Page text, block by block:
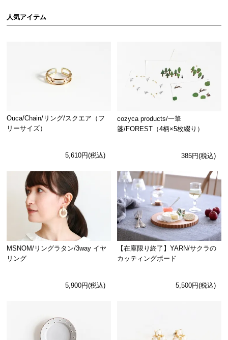
人気アイテム
Ouca/Chain/リング/スクエア（フ
リーサイズ）
5,610円(税込)
cozyca products/一筆
箋/FOREST（4柄×5枚綴り）
385円(税込)
MSNOM/リングラタン/3way イヤ
リング
5,900円(税込)
【在庫限り終了】YARN/サクラの
カッティングボード
5,500円(税込)